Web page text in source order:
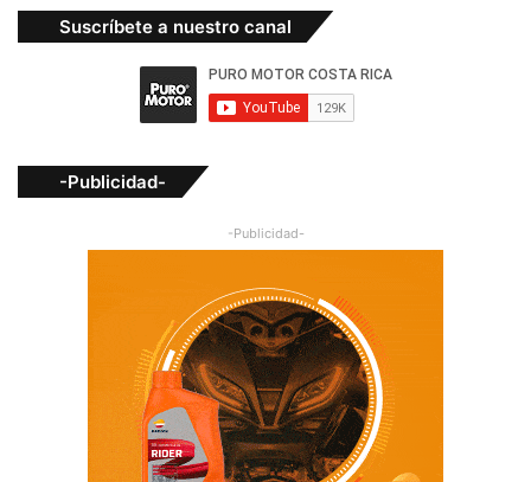
Suscríbete a nuestro canal
-Publicidad-
-Publicidad-